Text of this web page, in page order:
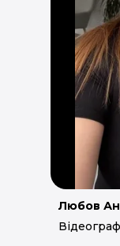
Любов